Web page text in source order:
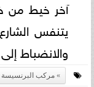
آخر خيط من
يتنفس
والانضباط
مركب البرنسيسة